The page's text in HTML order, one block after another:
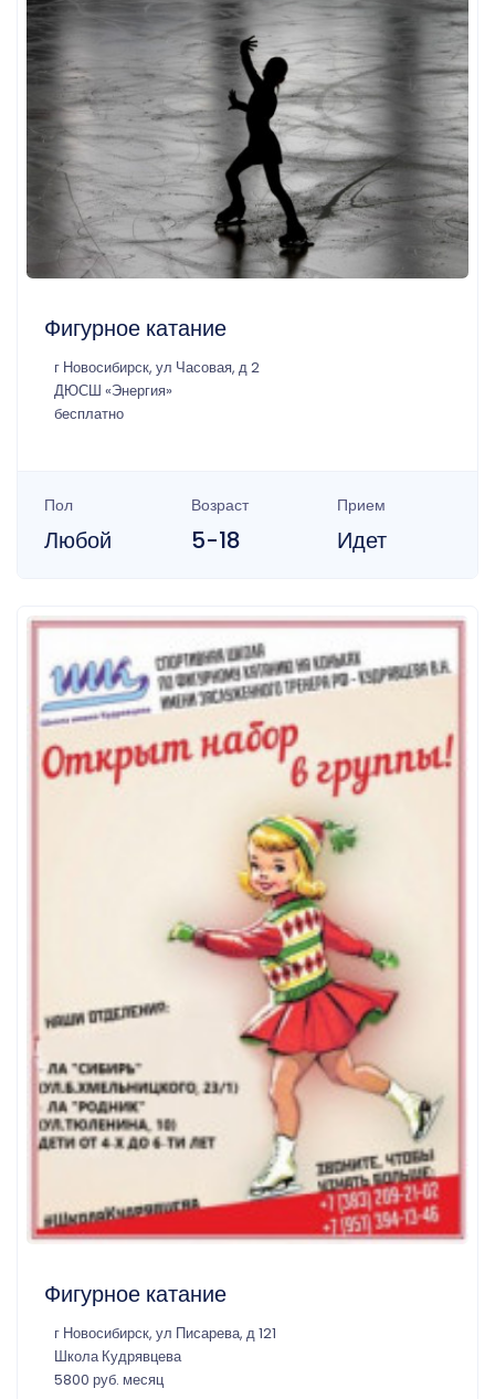
Фигурное катание
г Новосибирск, ул Часовая, д 2
ДЮСШ «Энергия»
бесплатно
Пол
Любой
Возраст
5-18
Прием
Идет
Фигурное катание
г Новосибирск, ул Писарева, д 121
Школа Кудрявцева
5800 руб. месяц